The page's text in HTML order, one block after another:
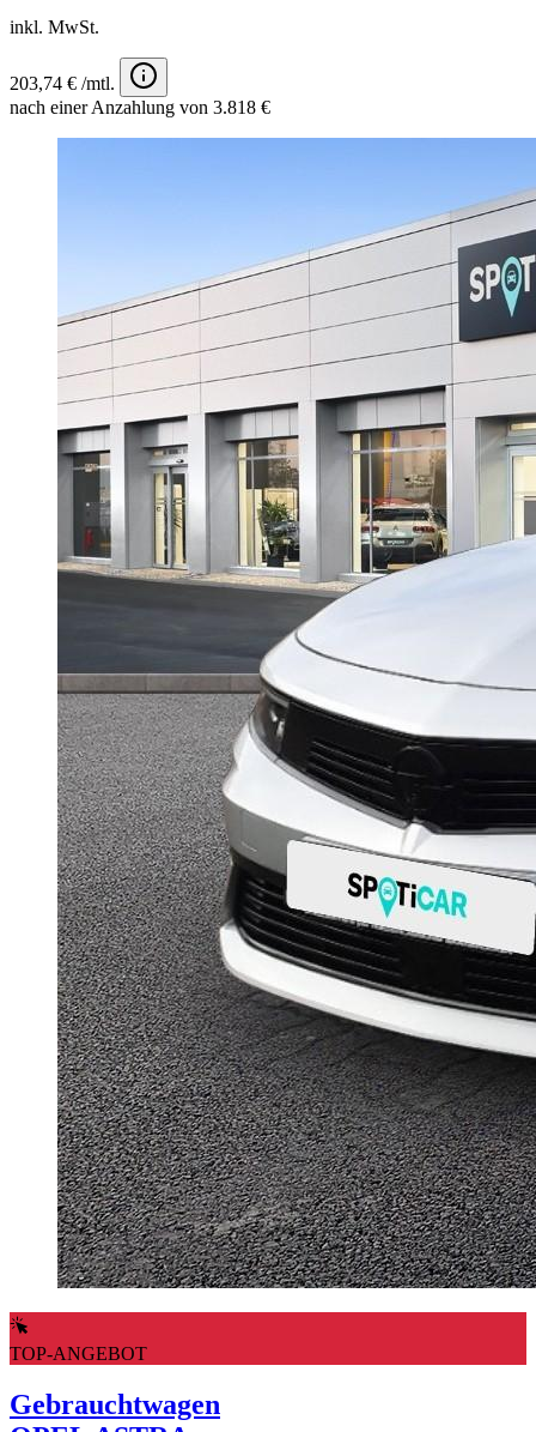
inkl. MwSt.
203,74 € /mtl.
nach einer Anzahlung von 3.818 €
TOP-ANGEBOT
Gebrauchtwagen